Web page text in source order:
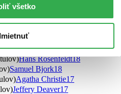
všetko
C. J. Tudor
Gillian Flynn19
Jussi Adler-Olsen
Michael Hjorth18
Hans Rosenfeldt18
Samuel Bjork18
Agatha Christie17
Jeffery Deaver17